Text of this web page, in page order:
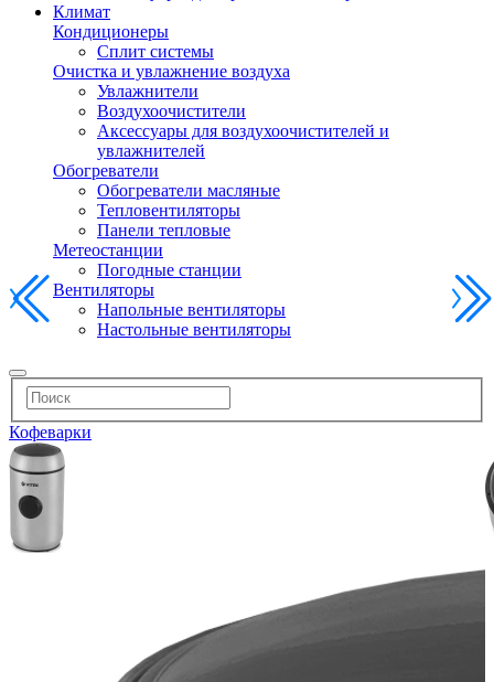
Климат
Кондиционеры
Сплит системы
Очистка и увлажнение воздуха
Увлажнители
Воздухоочистители
Аксессуары для воздухоочистителей и
увлажнителей
Обогреватели
Обогреватели масляные
Тепловентиляторы
Панели тепловые
Метеостанции
Погодные станции
Вентиляторы
Напольные вентиляторы
Настольные вентиляторы
Кофеварки